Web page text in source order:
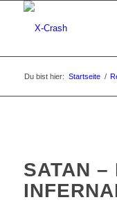
Du bist hier: Startseite /
SATAN –